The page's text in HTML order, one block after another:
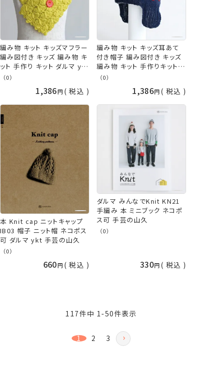
編み物 キット キッズマフラー
編み図付き キッズ 編み物 キ
ット 手作り キット ダルマ ykt
手芸の山久
（0）
1,386 税込
編み物 キット キッズ耳あて
付き帽子 編み図付き キッズ
編み物 キット 手作りキット
ニット帽 ダルマ ykt 手芸の
（0）
1,386 税込
本 Knit cap ニットキャップ
IB03 帽子 ニット帽 ネコポス
可 ダルマ ykt 手芸の山久
（0）
660 税込
ダルマ みんなでKnit KN21
手編み 本 ミニブック ネコポ
ス可 手芸の山久
（0）
330 税込
117件中 1 -50件表示
1 2 3